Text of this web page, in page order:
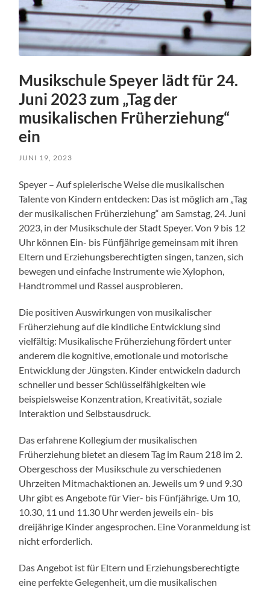
Musikschule Speyer lädt für 24.
Juni 2023 zum „Tag der
musikalischen Früherziehung“
ein
JUNI 19, 2023
Speyer – Auf spielerische Weise die musikalischen
Talente von Kindern entdecken: Das ist möglich am „Tag
der musikalischen Früherziehung“ am Samstag, 24. Juni
2023, in der Musikschule der Stadt Speyer. Von 9 bis 12
Uhr können Ein- bis Fünfjährige gemeinsam mit ihren
Eltern und Erziehungsberechtigten singen, tanzen, sich
bewegen und einfache Instrumente wie Xylophon,
Handtrommel und Rassel ausprobieren.
Die positiven Auswirkungen von musikalischer
Früherziehung auf die kindliche Entwicklung sind
vielfältig: Musikalische Früherziehung fördert unter
anderem die kognitive, emotionale und motorische
Entwicklung der Jüngsten. Kinder entwickeln dadurch
schneller und besser Schlüsselfähigkeiten wie
beispielsweise Konzentration, Kreativität, soziale
Interaktion und Selbstausdruck.
Das erfahrene Kollegium der musikalischen
Früherziehung bietet an diesem Tag im Raum 218 im 2.
Obergeschoss der Musikschule zu verschiedenen
Uhrzeiten Mitmachaktionen an. Jeweils um 9 und 9.30
Uhr gibt es Angebote für Vier- bis Fünfjährige. Um 10,
10.30, 11 und 11.30 Uhr werden jeweils ein- bis
dreijährige Kinder angesprochen. Eine Voranmeldung ist
nicht erforderlich.
Das Angebot ist für Eltern und Erziehungsberechtigte
eine perfekte Gelegenheit, um die musikalischen